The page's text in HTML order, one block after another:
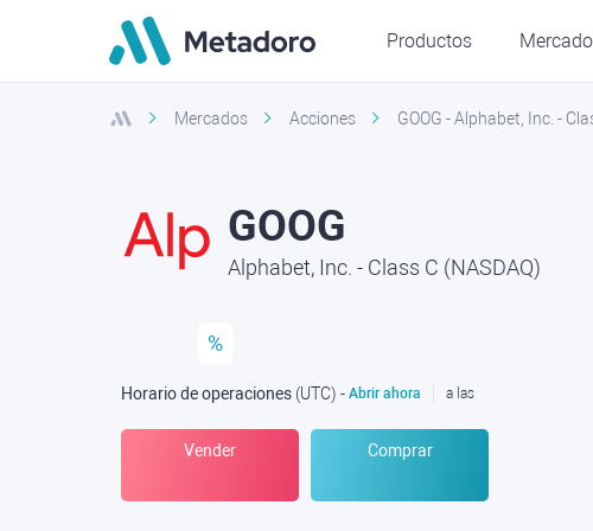
Productos
Mercados Acciones GOOG - Alphabet, Inc. -
GOOG
Alphabet, Inc. - Class C (NASDAQ)
%
Horario de operaciones (UTC) - Abrir ahora a las
Vender Comprar